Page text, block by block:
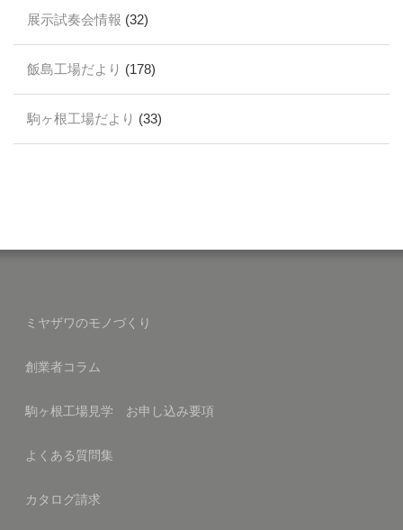
展示試奏会情報 (32)
飯島工場だより (178)
駒ヶ根工場だより (33)
ミヤザワのモノづくり
創業者コラム
駒ヶ根工場見学 お申し込み要項
よくある質問集
カタログ請求